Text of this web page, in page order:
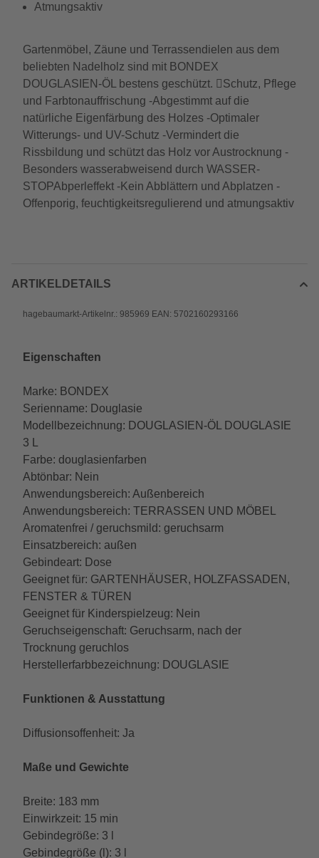
Atmungsaktiv
Gartenmöbel, Zäune und Terrassendielen aus dem
beliebten Nadelholz sind mit BONDEX
DOUGLASIEN-ÖL bestens geschützt. Schutz, Pflege
und Farbtonauffrischung -Abgestimmt auf die
natürliche Eigenfärbung des Holzes -Optimaler
Witterungs- und UV-Schutz -Vermindert die
Rissbildung und schützt das Holz vor Austrocknung -
Besonders wasserabweisend durch WASSER-
STOPAbperleffekt -Kein Abblättern und Abplatzen -
Offenporig, feuchtigkeitsregulierend und atmungsaktiv
ARTIKELDETAILS
hagebaumarkt-Artikelnr.: 985969 EAN: 5702160293166
Eigenschaften
Marke: BONDEX
Serienname: Douglasie
Modellbezeichnung: DOUGLASIEN-ÖL DOUGLASIE
3 L
Farbe: douglasienfarben
Abtönbar: Nein
Anwendungsbereich: Außenbereich
Anwendungsbereich: TERRASSEN UND MÖBEL
Aromatenfrei / geruchsmild: geruchsarm
Einsatzbereich: außen
Gebindeart: Dose
Geeignet für: GARTENHÄUSER, HOLZFASSADEN,
FENSTER & TÜREN
Geeignet für Kinderspielzeug: Nein
Geruchseigenschaft: Geruchsarm, nach der
Trocknung geruchlos
Herstellerfarbbezeichnung: DOUGLASIE
Funktionen & Ausstattung
Diffusionsoffenheit: Ja
Maße und Gewichte
Breite: 183 mm
Einwirkzeit: 15 min
Gebindegröße: 3 l
Gebindegröße (l): 3 l